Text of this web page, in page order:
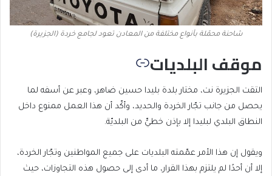
شاحنة محمّلة بأنواع مختلفة من المعادن تعود لجامع خردة (الجزيرة)
موقف البلديات
التقت الجزيرة نت، مختار بلدة بليدا حسين ضاهر، وعبر عن أسفه لما
يحصل من جانب تجّار الخردة والحديد، وأكّد أن هذا العمل ممنوع داخل
النطاق البلدي لبليدا إلا بإذن خطيٍّ من البلديّة.
ويقول إن هذا الأمر عمّمته البلديات على جميع المواطنين وتجّار الخردة،
إلا أن أحدًا لم يلتزم بهذا القرار، ما أدى إلى حصول هذه التجاوزات، حيث